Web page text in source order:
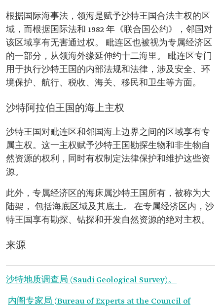
根据国际海事法，领海是赋予沙特王国合法主权的区
域，而根据国际法和 1982 年《联合国公约》，邻国对
该区域享有无害通过权。 毗连区也被视为专属经济区
的一部分，从领海外缘延伸约十二海里。 毗连区专门
用于执行沙特王国的内部法规和法律，涉及安全、环
境保护、航行、税收、海关、移民和卫生等方面。
沙特阿拉伯王国的海上主权
沙特王国对毗连区和邻国海上边界之间的区域享有专
属主权。这一主权赋予沙特王国勘探生物和非生物自
然资源的权利，同时有权制定法律保护和维护这些资
源。
此外，专属经济区的海床属沙特王国所有，被称为大
陆架， 包括海底区域及其底土。 在专属经济区内，沙
特王国享有勘探、钻探和开发自然资源的绝对主权。
来源
沙特地质调查局 (Saudi Geological Survey)。
内阁专家局 (Bureau of Experts at the Council of